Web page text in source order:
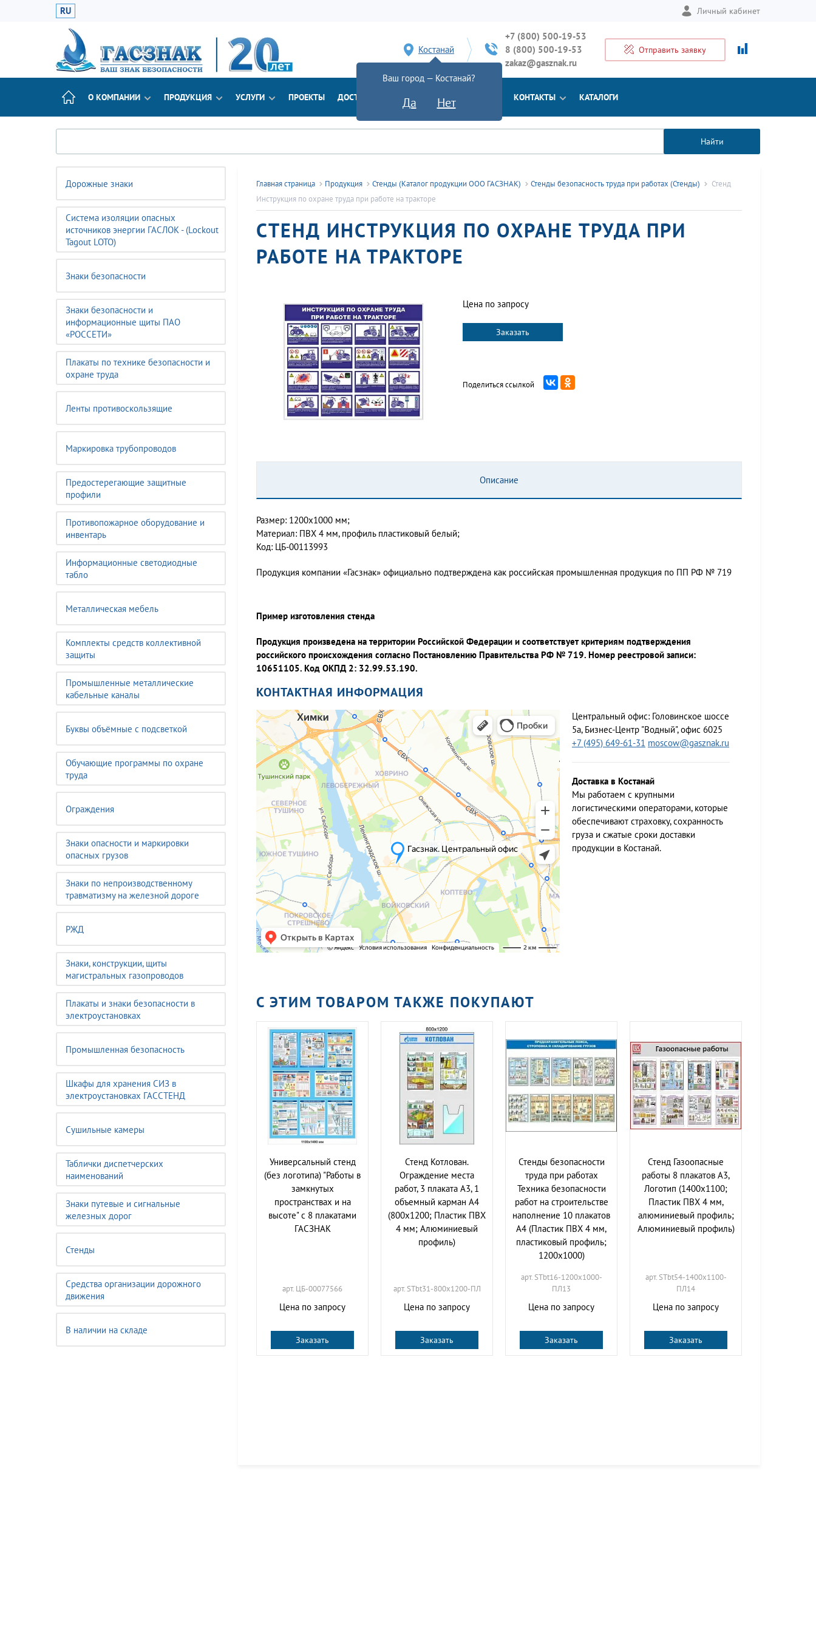
RU Личный кабинет
Костанай
Ваш город — Костанай?
Да Нет
+7 (800) 500-19-53
8 (800) 500-19-53
zakaz@gasznak.ru
Отправить заявку
О КОМПАНИИ ПРОДУКЦИЯ УСЛУГИ ПРОЕКТЫ ДОСТАВКА ДОКУМЕНТЫ КОНТАКТЫ КАТАЛОГИ
Найти
Дорожные знаки
Система изоляции опасных
источников энергии ГАСЛОК - (Lockout
Tagout LOTO)
Знаки безопасности
Знаки безопасности и
информационные щиты ПАО
«РОССЕТИ»
Плакаты по технике безопасности и
охране труда
Ленты противоскользящие
Маркировка трубопроводов
Предостерегающие защитные
профили
Противопожарное оборудование и
инвентарь
Информационные светодиодные
табло
Металлическая мебель
Комплекты средств коллективной
защиты
Промышленные металлические
кабельные каналы
Буквы объёмные с подсветкой
Обучающие программы по охране
труда
Ограждения
Знаки опасности и маркировки
опасных грузов
Знаки по непроизводственному
травматизму на железной дороге
РЖД
Знаки, конструкции, щиты
магистральных газопроводов
Плакаты и знаки безопасности в
электроустановках
Промышленная безопасность
Шкафы для хранения СИЗ в
электроустановках ГАССТЕНД
Сушильные камеры
Таблички диспетчерских
наименований
Знаки путевые и сигнальные
железных дорог
Стенды
Средства организации дорожного
движения
В наличии на складе
Главная страница Продукция Стенды (Каталог продукции ООО ГАСЗНАК) Стенды безопасность труда при работах (Стенды)
Стенд
Инструкция по охране труда при работе на тракторе
СТЕНД ИНСТРУКЦИЯ ПО ОХРАНЕ ТРУДА ПРИ
РАБОТЕ НА ТРАКТОРЕ
Цена по запросу
Заказать
Поделиться ссылкой
Описание
Размер: 1200х1000 мм;
Материал: ПВХ 4 мм, профиль пластиковый белый;
Код: ЦБ-00113993
Продукция компании «Гасзнак» официально подтверждена как российская промышленная продукция по ПП РФ № 719
Пример изготовления стенда
Продукция произведена на территории Российской Федерации и соответствует критериям подтверждения
российского происхождения согласно Постановлению Правительства РФ № 719. Номер реестровой записи:
10651105. Код ОКПД 2: 32.99.53.190.
КОНТАКТНАЯ ИНФОРМАЦИЯ
Центральный офис: Головинское шоссе
5а, Бизнес-Центр "Водный", офис 6025
+7 (495) 649-61-31 moscow@gasznak.ru
Доставка в Костанай
Мы работаем c крупными
логистическими операторами, которые
обеспечивают страховку, сохранность
груза и сжатые сроки доставки
продукции в Костанай.
С ЭТИМ ТОВАРОМ ТАКЖЕ ПОКУПАЮТ
Универсальный стенд
(без логотипа) "Работы в
замкнутых
пространствах и на
высоте" с 8 плакатами
ГАСЗНАК
арт. ЦБ-00077566
Цена по запросу
Заказать
Стенд Котлован.
Ограждение места
работ, 3 плаката А3, 1
объемный карман А4
(800х1200; Пластик ПВХ
4 мм; Алюминиевый
профиль)
арт. STbt31-800х1200-ПЛ
Цена по запросу
Заказать
Стенды безопасности
труда при работах
Техника безопасности
работ на строительстве
наполнение 10 плакатов
А4 (Пластик ПВХ 4 мм,
пластиковый профиль;
1200х1000)
арт. STbt16-1200х1000-
ПЛ13
Цена по запросу
Заказать
Стенд Газоопасные
работы 8 плакатов А3,
Логотип (1400х1100;
Пластик ПВХ 4 мм,
алюминиевый профиль;
Алюминиевый профиль)
арт. STbt54-1400х1100-
ПЛ14
Цена по запросу
Заказать